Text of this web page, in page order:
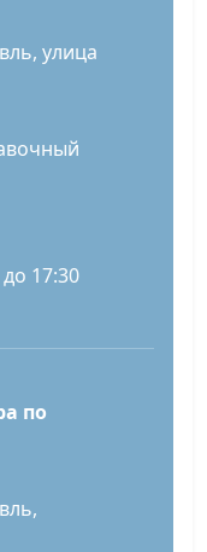
улица
17:30
по